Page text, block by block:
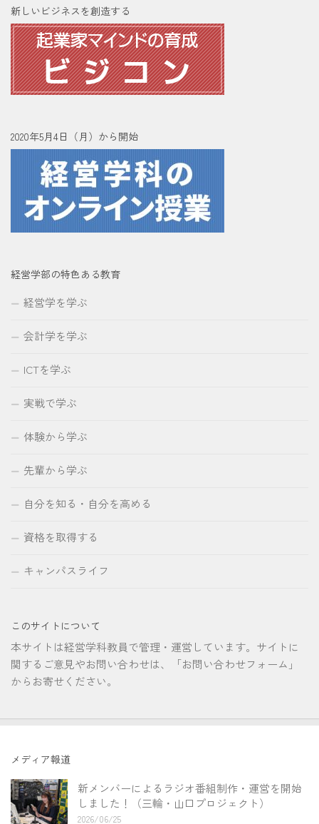
新しいビジネスを創造する
2020年5月4日（月）から開始
経営学部の特色ある教育
経営学を学ぶ
会計学を学ぶ
ICTを学ぶ
実戦で学ぶ
体験から学ぶ
先輩から学ぶ
自分を知る・自分を高める
資格を取得する
キャンパスライフ
このサイトについて
本サイトは経営学科教員で管理・運営しています。サイトに
関するご意見やお問い合わせは、「お問い合わせフォーム」
からお寄せください。
メディア報道
新メンバーによるラジオ番組制作・運営を開始
しました！（三輪・山口プロジェクト）
2026/06/25